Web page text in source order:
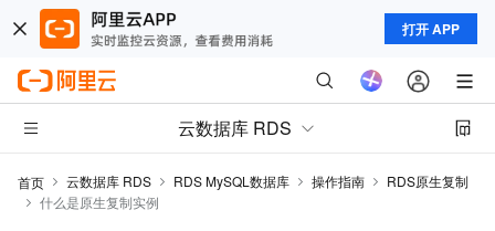
打开 APP
云数据库 RDS
首页 云数据库 RDS RDS MySQL数据库 操作指南
RDS原生复制
什么是原生复制实例